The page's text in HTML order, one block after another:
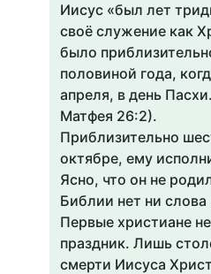
Иисус «был лет
своё служение как
было
половиной года,
апреля, в день
Матфея 26:2).
Приблизительно
октябре, ему
Ясно, что он не
Библии нет ни
Первые христиане
праздник. Лишь
смерти Иисуса